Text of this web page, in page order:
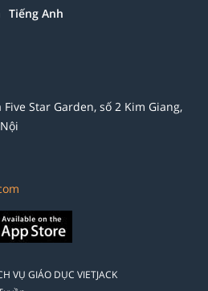
Tiếng Anh
Five Star Garden, số 2 Kim Giang,
VỤ GIÁO DỤC VIETJACK